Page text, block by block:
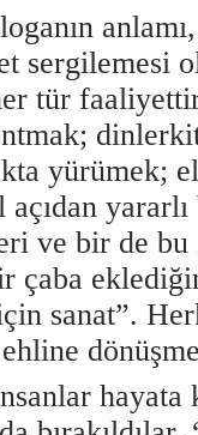
sergilemesi
tür
yürümek;
ve bir de
çaba
sanat”.
ehline